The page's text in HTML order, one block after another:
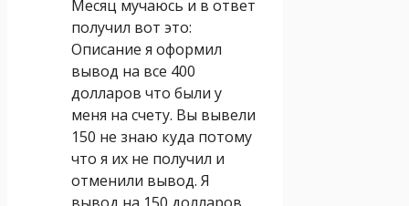
Месяц мучаюсь и в ответ
получил вот это:
Описание я оформил
вывод на все 400
долларов что были у
меня на счету. Вы вывели
150 не знаю куда потому
что я их не получил и
отменили вывод. Я